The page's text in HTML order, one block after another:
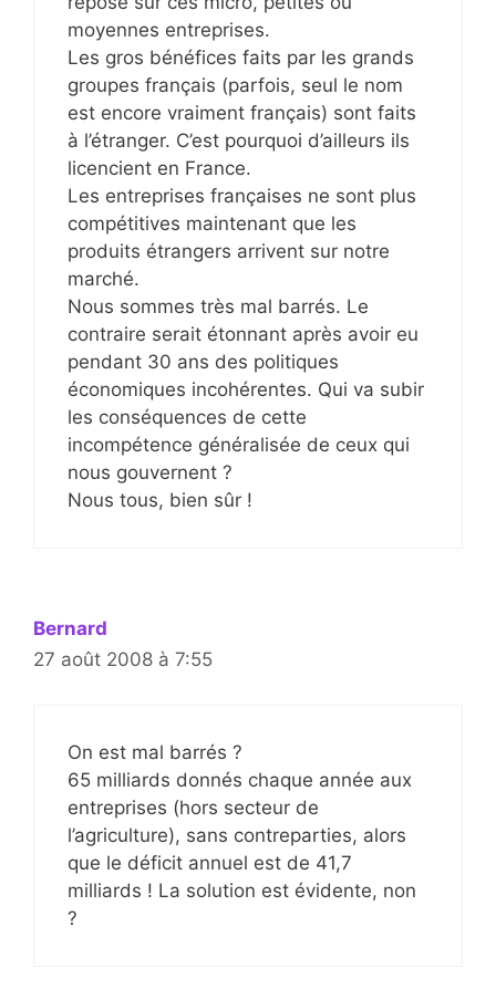
moyennes entreprises.
Les gros bénéfices faits par les grands
groupes français (parfois, seul le nom
est encore vraiment français) sont faits
à l’étranger. C’est pourquoi d’ailleurs ils
licencient en France.
Les entreprises françaises ne sont plus
compétitives maintenant que les
produits étrangers arrivent sur notre
marché.
Nous sommes très mal barrés. Le
contraire serait étonnant après avoir eu
pendant 30 ans des politiques
économiques incohérentes. Qui va subir
les conséquences de cette
incompétence généralisée de ceux qui
nous gouvernent ?
Nous tous, bien sûr !
Bernard
27 août 2008 à 7:55
On est mal barrés ?
65 milliards donnés chaque année aux
entreprises (hors secteur de
l’agriculture), sans contreparties, alors
que le déficit annuel est de 41,7
milliards ! La solution est évidente, non
?